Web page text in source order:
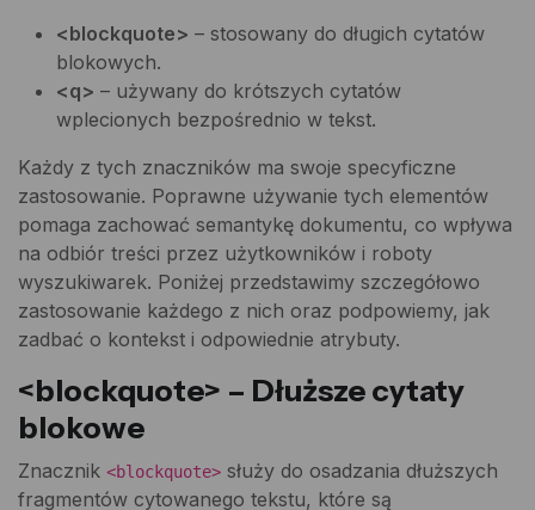
<blockquote> – stosowany do długich cytatów
blokowych.
<q> – używany do krótszych cytatów
wplecionych bezpośrednio w tekst.
Każdy z tych znaczników ma swoje specyficzne
zastosowanie. Poprawne używanie tych elementów
pomaga zachować semantykę dokumentu, co wpływa
na odbiór treści przez użytkowników i roboty
wyszukiwarek. Poniżej przedstawimy szczegółowo
zastosowanie każdego z nich oraz podpowiemy, jak
zadbać o kontekst i odpowiednie atrybuty.
<blockquote> – Dłuższe cytaty
blokowe
Znacznik <blockquote> służy do osadzania dłuższych
fragmentów cytowanego tekstu, które są